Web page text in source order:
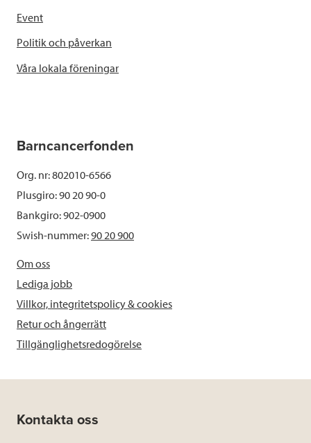
Event
Politik och påverkan
Våra lokala föreningar
Barncancerfonden
Org. nr: 802010-6566
Plusgiro: 90 20 90-0
Bankgiro: 902-0900
Swish-nummer:90 20 900
Om oss
Lediga jobb
Villkor, integritetspolicy & cookies
Retur och ångerrätt
Tillgänglighetsredogörelse
Kontakta oss